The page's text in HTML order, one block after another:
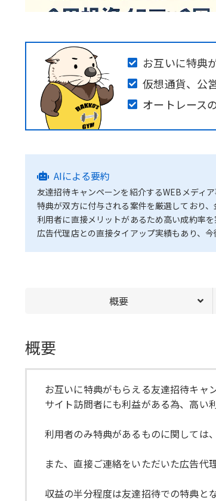
お互いに特典
仮想通貨、公
オートレース
AIによる要約
友達招待キャンペーンを紹介するWEBメディア
特典が双方に付与される案件を厳選しており
利用者に直接メリットがあるため高い成約率
広告代理店との直接タイアップ実績もあり、
概要
概要
お互いに特典がもらえる友達招待キャ
サイト訪問者にも利益がある為、高い
利用者のみ特典があるものに関しては
また、直接ご連絡をいただいた広告代
収益の半分程度は友達招待での特典と